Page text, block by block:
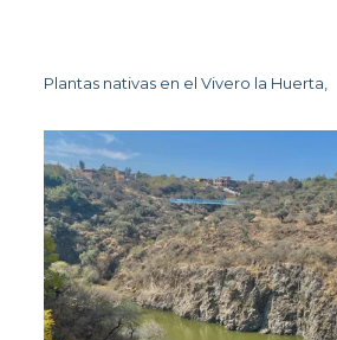
Plantas nativas en el Vivero la Huerta,